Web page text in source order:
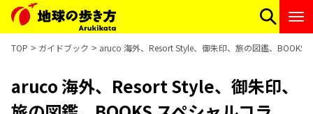
TOP ガイドブック aruco 海外、Resort Style、御朱印、旅の図鑑、BOOKS
aruco 海外、Resort Style、御朱印、